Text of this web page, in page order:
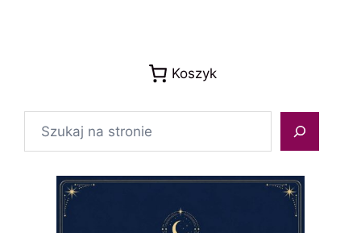
Koszyk
Szukaj